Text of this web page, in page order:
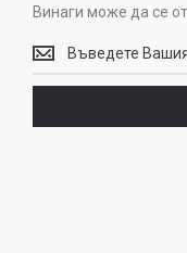
Винаги може да се
Винаги
може
да
отпишете!